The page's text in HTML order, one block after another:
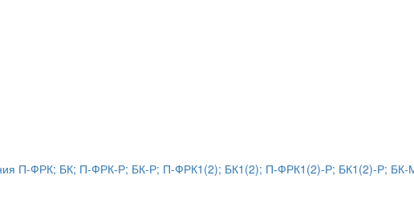
П-ФРК; БК; П-ФРК-Р; БК-Р; П-ФРК1(2); БК1(2); П-ФРК1(2)-Р; БК1(2)-Р;